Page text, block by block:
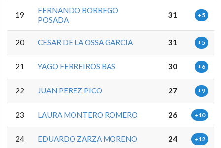
19
FERNANDO BORREGO
POSADA
31 +5
20 CESAR DE LA OSSA GARCIA 31 +5
21 YAGO FERREIROS BAS 30 +6
22 JUAN PEREZ PICO 27 +9
23 LAURA MONTERO ROMERO 26 +10
24 EDUARDO ZARZA MORENO 24 +12